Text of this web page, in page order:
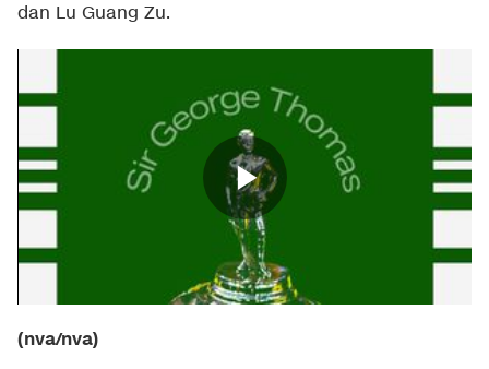
dan Lu Guang Zu.
(nva/nva)